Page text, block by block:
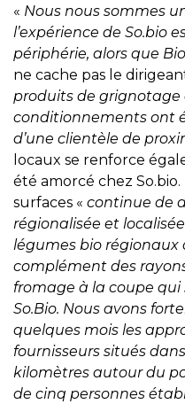
« Nous nous sommes
l’expérience de So.bio
périphérie, alors que
ne cache pas le
produits de grignotage
conditionnements ont
d’une clientèle de
locaux se renforce
été amorcé chez
surfaces « continue de
régionalisée et
légumes bio régionaux
complément des
fromage à la coupe
So.Bio. Nous avons
quelques mois les
fournisseurs situés
kilomètres autour du
de cinq personnes